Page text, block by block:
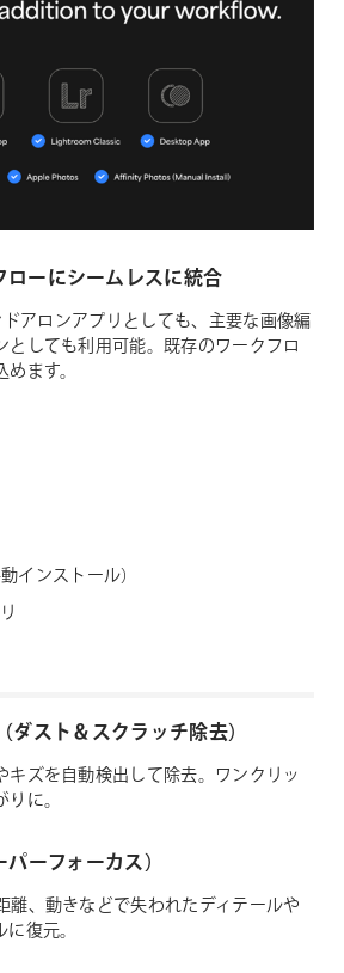
ローにシームレスに統合
アロンアプリとしても、主要な画像編
としても利用可能。既存のワークフロ
ます。
インストール）
スト＆スクラッチ除去）
キズを自動検出して除去。ワンクリッ
に。
ーフォーカス）
離、動きなどで失われたディテールや
復元。